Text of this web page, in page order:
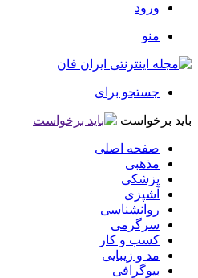
ورود
منو
جستجو برای
باید برخواست
صفحه اصلی
مذهبی
پزشکی
آشپزی
روانشناسی
سرگرمی
کسب و کار
مد و زیبایی
بیوگرافی